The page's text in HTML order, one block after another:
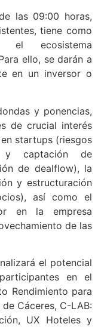
las 09:00 horas,
tiene como
el ecosistema
ello, se darán a
en un inversor o
y ponencias,
de crucial interés
startups (riesgos
y captación de
de dealflow), la
y estructuración
así como el
en la empresa
de las
el potencial
en el
Rendimiento para
Cáceres, C-LAB:
UX Hoteles y